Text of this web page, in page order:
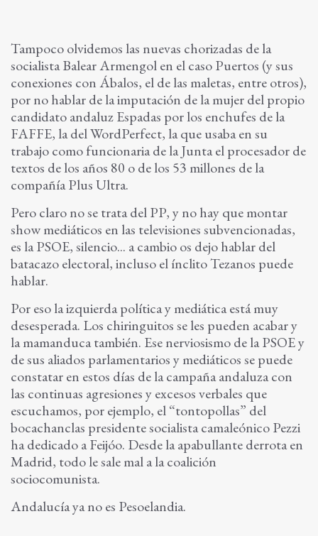
Tampoco olvidemos las nuevas chorizadas de la
socialista Balear Armengol en el caso Puertos (y sus
conexiones con Ábalos, el de las maletas, entre otros),
por no hablar de la imputación de la mujer del propio
candidato andaluz Espadas por los enchufes de la
FAFFE, la del WordPerfect, la que usaba en su
trabajo como funcionaria de la Junta el procesador de
textos de los años 80 o de los 53 millones de la
compañía Plus Ultra.
Pero claro no se trata del PP, y no hay que montar
show mediáticos en las televisiones subvencionadas,
es la PSOE, silencio... a cambio os dejo hablar del
batacazo electoral, incluso el ínclito Tezanos puede
hablar.
Por eso la izquierda política y mediática está muy
desesperada. Los chiringuitos se les pueden acabar y
la mamanduca también. Ese nerviosismo de la PSOE y
de sus aliados parlamentarios y mediáticos se puede
constatar en estos días de la campaña andaluza con
las continuas agresiones y excesos verbales que
escuchamos, por ejemplo, el “tontopollas” del
bocachanclas presidente socialista camaleónico Pezzi
ha dedicado a Feijóo. Desde la apabullante derrota en
Madrid, todo le sale mal a la coalición
sociocomunista.
Andalucía ya no es Pesoelandia.